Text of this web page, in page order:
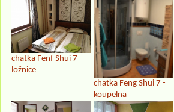
chatka Fenf Shui 7 -
ložnice
chatka Feng Shui 7 -
koupelna